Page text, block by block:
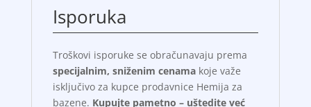
Isporuka
Troškovi isporuke se obračunavaju prema
specijalnim, sniženim cenamakoje važe
isključivo za kupce prodavnice Hemija za
bazene. Kupujte pametno – uštedite već